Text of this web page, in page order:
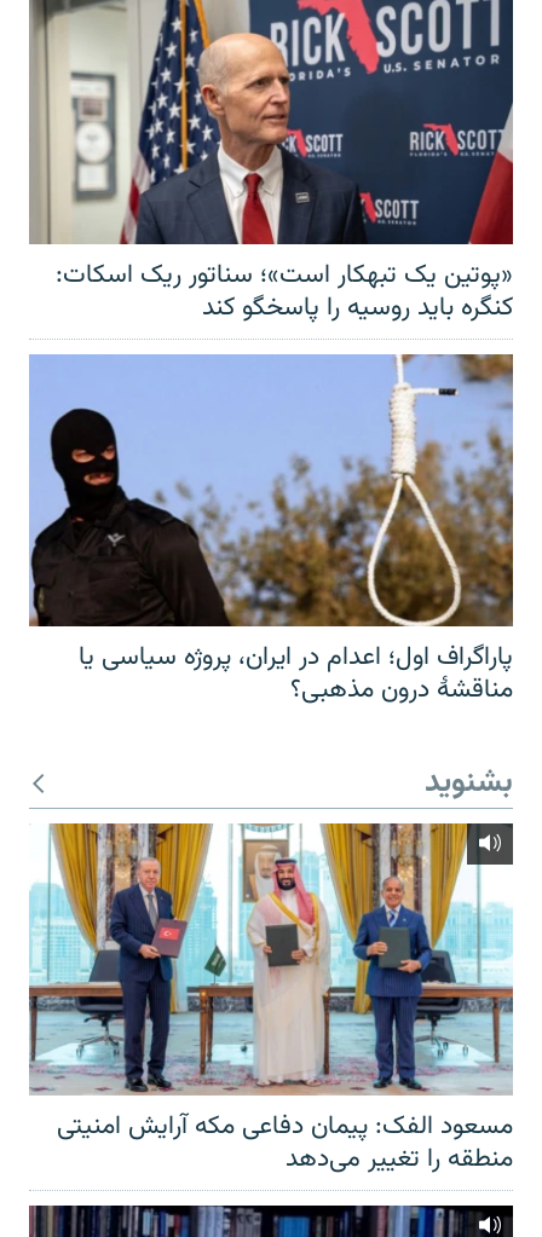
«پوتین یک تبهکار است»؛ سناتور ریک اسکات:
کنگره باید روسیه را پاسخگو کند
پاراگراف اول؛ اعدام در ایران، پروژه سیاسی یا
مناقشهٔ درون مذهبی؟
بشنوید
مسعود الفک: پیمان دفاعی مکه آرایش امنیتی
منطقه را تغییر می‌دهد